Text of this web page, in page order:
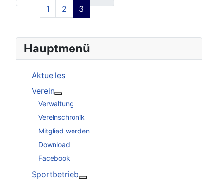
1 2 3
Hauptmenü
Aktuelles
Verein
Weitere Informationen: Verein
Verwaltung
Vereinschronik
Mitglied werden
Download
Facebook
Sportbetrieb